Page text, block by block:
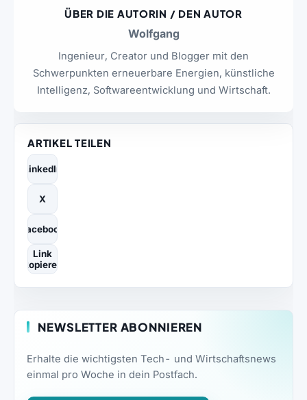
ÜBER DIE AUTORIN / DEN AUTOR
Wolfgang
Ingenieur, Creator und Blogger mit den
Schwerpunkten erneuerbare Energien, künstliche
Intelligenz, Softwareentwicklung und Wirtschaft.
ARTIKEL TEILEN
LinkedIn
X
Facebook
Link
kopieren
NEWSLETTER ABONNIEREN
Erhalte die wichtigsten Tech- und Wirtschaftsnews
einmal pro Woche in dein Postfach.